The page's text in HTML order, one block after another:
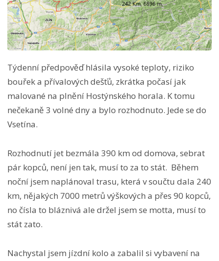
Týdenní předpověď hlásila vysoké teploty, riziko
bouřek a přívalových dešťů, zkrátka počasí jak
malované na plnění Hostýnského horala. K tomu
nečekaně 3 volné dny a bylo rozhodnuto. Jede se do
Vsetína.
Rozhodnutí jet bezmála 390 km od domova, sebrat
pár kopců, není jen tak, musí to za to stát. Během
noční jsem naplánoval trasu, která v součtu dala 240
km, nějakých 7000 metrů výškových a přes 90 kopců,
no čísla to bláznivá ale držel jsem se motta, musí to
stát zato.
Nachystal jsem jízdní kolo a zabalil si vybavení na